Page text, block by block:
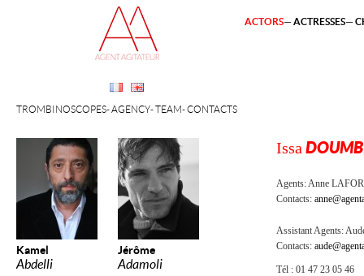
Kamel
Abdelli
Jérôme
Adamoli
TROMBINOSCOPES AGENCY TEAM CONTACTS
ACTORS ACTRESSES
Issa
Agents:Anne
Contacts:
Assistant Agents:
Contacts:
Tél : 01 47 23 05 46